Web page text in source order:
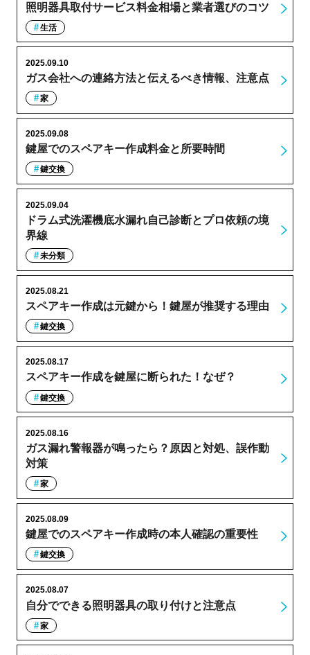
照明器具取付サービス料金相場と業者選びのコツ
生活
ガス会社への連絡方法と伝えるべき情報、注意点
2025.09.10
家
鍵屋でのスペアキー作成料金と所要時間
2025.09.08
鍵交換
ドラム式洗濯機底水漏れ自己診断とプロ依頼の境
界線
2025.09.04
未分類
スペアキー作成は元鍵から！鍵屋が推奨する理由
2025.08.21
鍵交換
スペアキー作成を鍵屋に断られた！なぜ？
2025.08.17
鍵交換
ガス漏れ警報器が鳴ったら？原因と対処、誤作動
対策
2025.08.16
家
鍵屋でのスペアキー作成時の本人確認の重要性
2025.08.09
鍵交換
自分でできる照明器具の取り付けと注意点
2025.08.07
家